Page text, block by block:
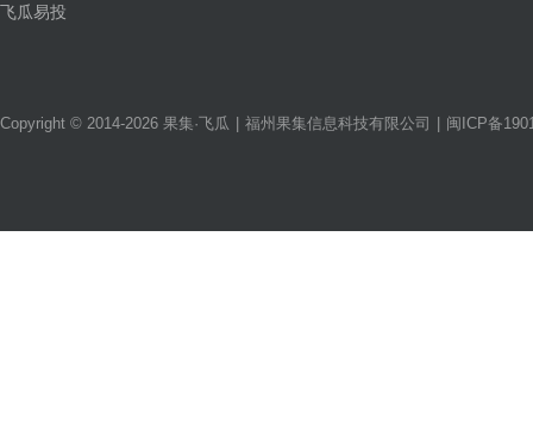
飞瓜易投
Copyright © 2014-2026 果集·飞瓜 福州果集信息科技有限公司 闽ICP备